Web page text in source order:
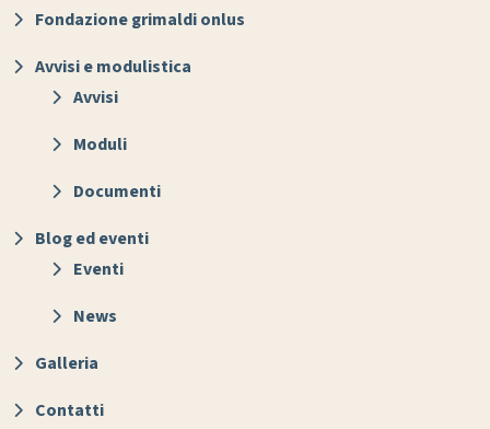
Fondazione grimaldi onlus
Avvisi e modulistica
Avvisi
Moduli
Documenti
Blog ed eventi
Eventi
News
Galleria
Contatti